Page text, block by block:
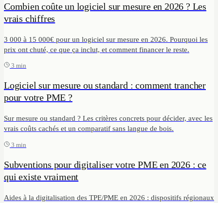
Combien coûte un logiciel sur mesure en 2026 ? Les
vrais chiffres
3 000 à 15 000€ pour un logiciel sur mesure en 2026. Pourquoi les
prix ont chuté, ce que ça inclut, et comment financer le reste.
3 min
Logiciel sur mesure ou standard : comment trancher
pour votre PME ?
Sur mesure ou standard ? Les critères concrets pour décider, avec les
vrais coûts cachés et un comparatif sans langue de bois.
3 min
Subventions pour digitaliser votre PME en 2026 : ce
qui existe vraiment
Aides à la digitalisation des TPE/PME en 2026 : dispositifs régionaux